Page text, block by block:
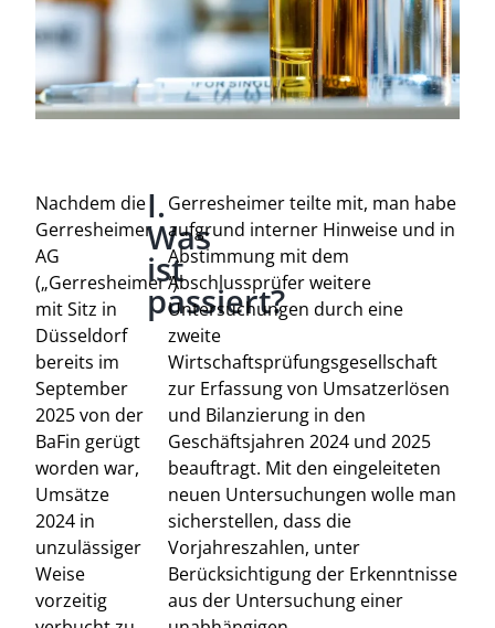
Nachdem die
Gerresheimer
AG
(„Gerresheimer“)
mit Sitz in
Düsseldorf
bereits im
September
2025 von der
BaFin gerügt
worden war,
Umsätze
2024 in
unzulässiger
Weise
vorzeitig
I.
Was
ist
passiert?
Gerresheimer teilte mit, man habe
aufgrund interner Hinweise und in
Abstimmung mit dem
Abschlussprüfer weitere
Untersuchungen durch eine
zweite
Wirtschaftsprüfungsgesellschaft
zur Erfassung von Umsatzerlösen
und Bilanzierung in den
Geschäftsjahren 2024 und 2025
beauftragt. Mit den eingeleiteten
neuen Untersuchungen wolle man
sicherstellen, dass die
Vorjahreszahlen, unter
Berücksichtigung der Erkenntnisse
aus der Untersuchung einer